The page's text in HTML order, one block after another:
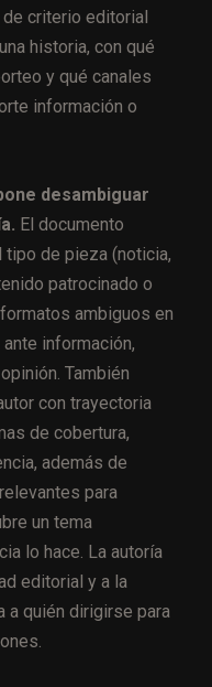
criterio editorial
historia, con qué
y qué canales
información o
desambiguar
El documento
de pieza (noticia,
patrocinado o
ambiguos en
información,
También
con trayectoria
de cobertura,
además de
para
un tema
lo hace. La autoría
editorial y a la
a quién dirigirse para